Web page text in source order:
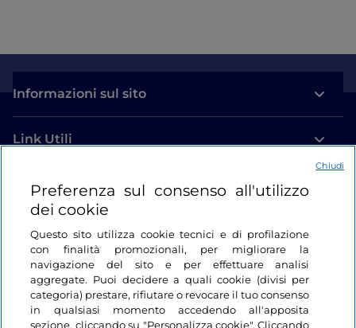
Informazioni sul sito
Link Utili
Login
Restiamo in contatto
Preferenza sul consenso all'utilizzo
dei cookie
Questo sito utilizza cookie tecnici e di profilazione
con finalità promozionali, per migliorare la
navigazione del sito e per effettuare analisi
aggregate. Puoi decidere a quali cookie (divisi per
categoria) prestare, rifiutare o revocare il tuo consenso
in qualsiasi momento accedendo all'apposita
sezione, cliccando su "Personalizza cookie". Cliccando
Chiudi